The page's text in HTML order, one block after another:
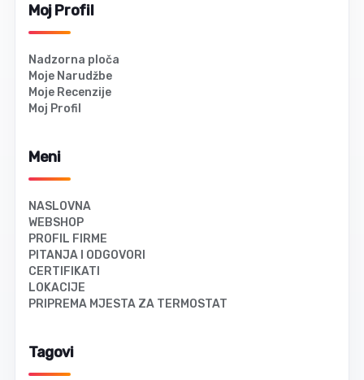
Moj Profil
Nadzorna ploča
Moje Narudžbe
Moje Recenzije
Moj Profil
Meni
NASLOVNA
WEBSHOP
PROFIL FIRME
PITANJA I ODGOVORI
CERTIFIKATI
LOKACIJE
PRIPREMA MJESTA ZA TERMOSTAT
Tagovi